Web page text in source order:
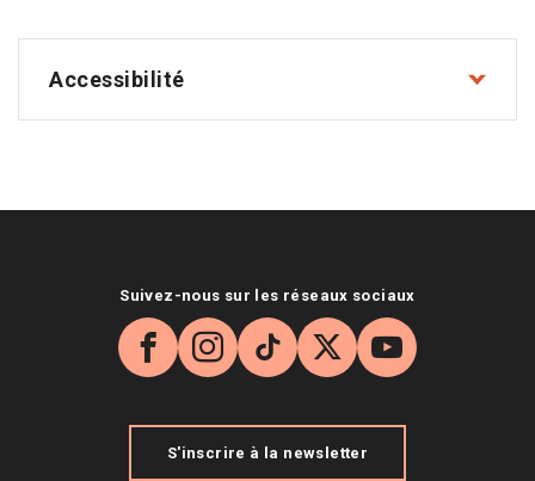
Accessibilité
Suivez-nous sur les réseaux sociaux
Facebook
Instagram
TikTok
X YouTube
S'inscrire à la newsletter